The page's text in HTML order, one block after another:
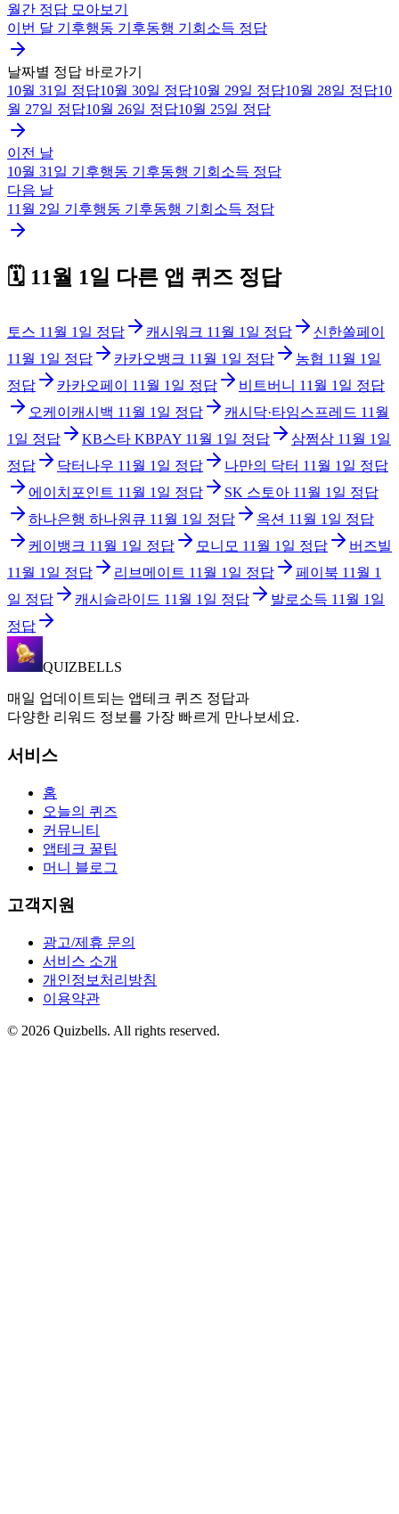
월간 정답 모아보기
이번 달 기후행동 기후동행 기회소득 정답
날짜별 정답 바로가기
10월 31일 정답10월 30일 정답10월 29일 정답10월 28일 정답10
월 27일 정답10월 26일 정답10월 25일 정답
이전 날
10월 31일 기후행동 기후동행 기회소득 정답
다음 날
11월 2일 기후행동 기후동행 기회소득 정답
🗓️ 11월 1일 다른 앱 퀴즈 정답
토스 11월 1일 정답 캐시워크 11월 1일 정답
신한쏠페이
11월 1일 정답 카카오뱅크 11월 1일 정답 농협 11월 1일
정답
카카오페이 11월 1일 정답 비트버니 11월 1일 정답
오케이캐시백 11월 1일 정답 캐시닥·타임스프레드 11월
1일 정답 KB스타 KBPAY 11월 1일 정답 삼쩜삼 11월 1일
정답
닥터나우 11월 1일 정답 나만의 닥터 11월 1일 정답
에이치포인트 11월 1일 정답 SK 스토아 11월 1일 정답
하나은행 하나원큐 11월 1일 정답 옥션 11월 1일 정답
케이뱅크 11월 1일 정답 모니모 11월 1일 정답
버즈빌
11월 1일 정답 리브메이트 11월 1일 정답 페이북 11월 1
일 정답 캐시슬라이드 11월 1일 정답 발로소득 11월 1일
정답
QUIZBELLS
매일 업데이트되는 앱테크 퀴즈 정답과
다양한 리워드 정보를 가장 빠르게 만나보세요.
서비스
홈
오늘의 퀴즈
커뮤니티
앱테크 꿀팁
머니 블로그
고객지원
광고/제휴 문의
서비스 소개
개인정보처리방침
이용약관
© 2026 Quizbells. All rights reserved.